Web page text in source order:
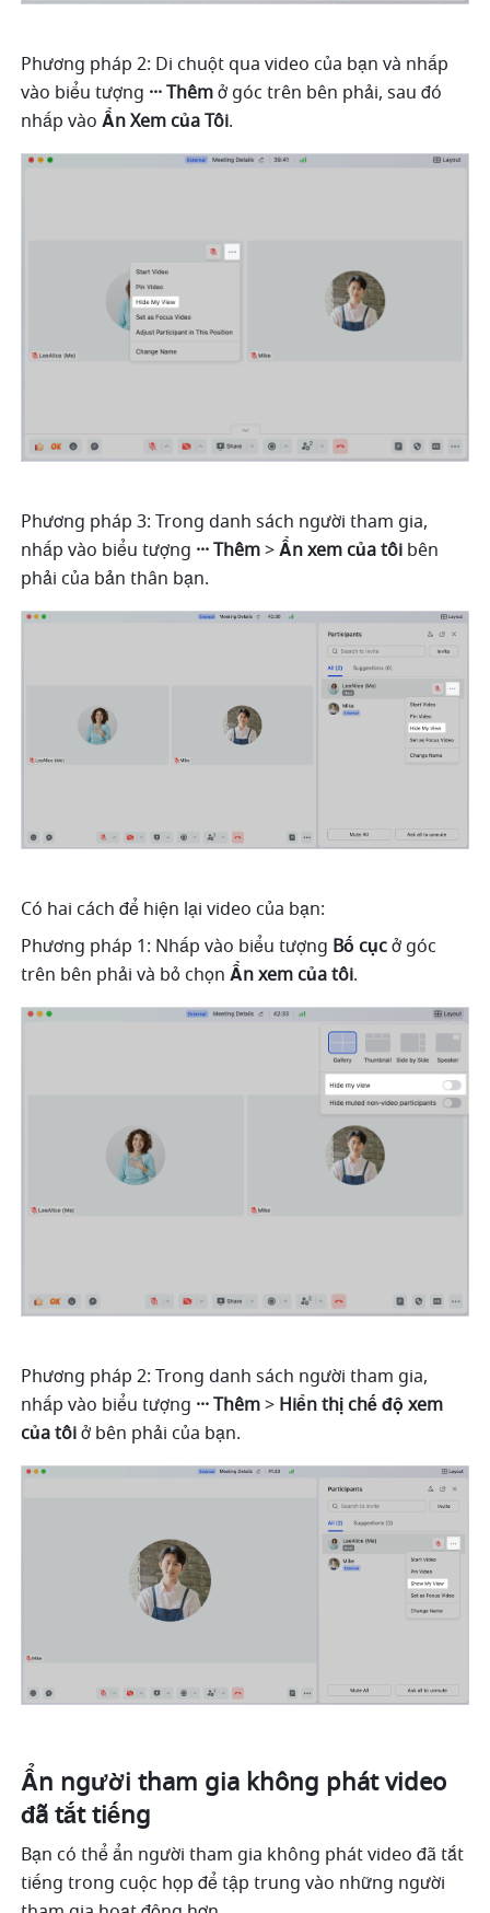
Phương pháp 2: Di chuột qua video của bạn và nhấp
vào biểu tượng ··· Thêm ở góc trên bên phải, sau đó
nhấp vào Ẩn Xem của Tôi.
Phương pháp 3: Trong danh sách người tham gia,
nhấp vào biểu tượng ··· Thêm > Ẩn xem của tôi bên
phải của bản thân bạn.
Có hai cách để hiện lại video của bạn:
Phương pháp 1: Nhấp vào biểu tượng Bố cục ở góc
trên bên phải và bỏ chọn Ẩn xem của tôi.
Phương pháp 2: Trong danh sách người tham gia,
nhấp vào biểu tượng ··· Thêm > Hiển thị chế độ xem
của tôi ở bên phải của bạn.
Ẩn người tham gia không phát video
đã tắt tiếng
Bạn có thể ẩn người tham gia không phát video đã tắt
tiếng trong cuộc họp để tập trung vào những người